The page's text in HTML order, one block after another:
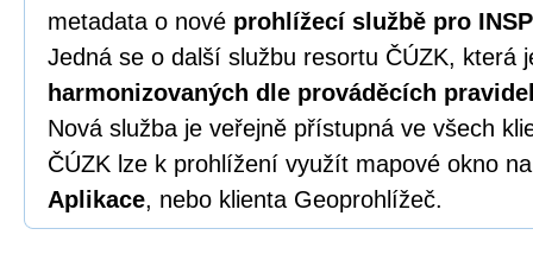
metadata o nové prohlížecí službě pro
Jedná se o další službu resortu ČÚZK, která
harmonizovaných dle prováděcích
Nová služba je veřejně přístupná ve všech
ČÚZK lze k prohlížení využít mapové okno
Aplikace, nebo klienta Geoprohlížeč.